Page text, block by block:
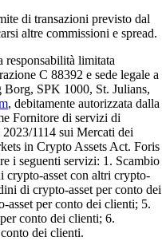
di transazioni previsto dal
altre commissioni e spread.
limitata
C 88392 e sede legale a
SPK 1000, St. Julians,
, debitamente autorizzata dalla
Fornitore di servizi di
1114 sui Mercati dei
in Crypto Assets Act. Foris
i seguenti servizi: 1. Scambio
crypto-asset con altri crypto-
di crypto-asset per conto dei
per conto dei clienti; 5.
conto dei clienti; 6.
dei clienti.